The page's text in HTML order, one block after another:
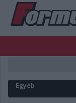
FORMULA
Egyéb